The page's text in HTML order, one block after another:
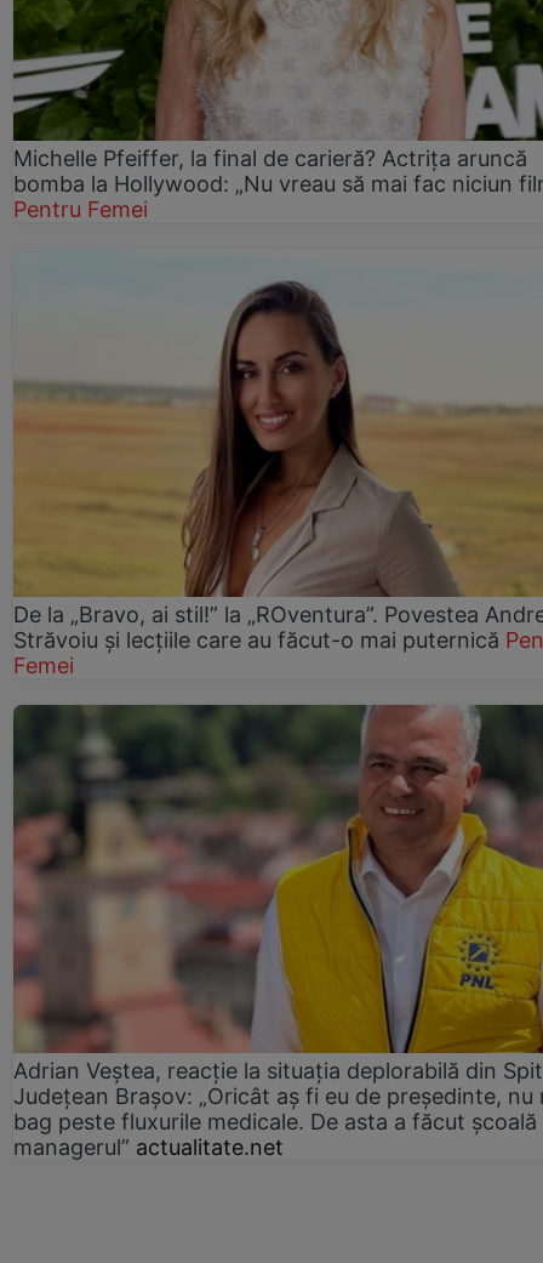
Michelle Pfeiffer, la final de carieră? Actrița aruncă
bomba la Hollywood: „Nu vreau să mai fac niciun
Pentru Femei
De la „Bravo, ai stil!” la „ROventura”. Povestea
Străvoiu și lecțiile care au făcut-o mai puternică
Femei
Adrian Veștea, reacție la situația deplorabilă din
Județean Brașov: „Oricât aș fi eu de președinte, nu
bag peste fluxurile medicale. De asta a făcut școală
managerul” actualitate.net